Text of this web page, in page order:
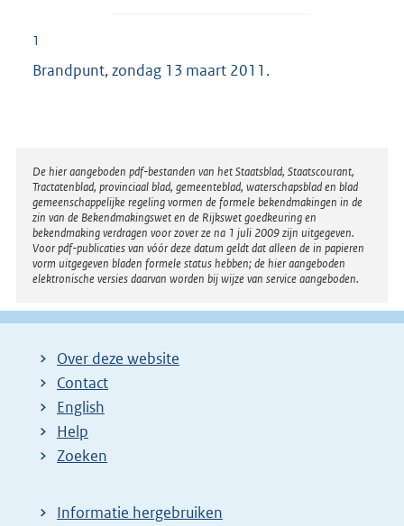
1
Brandpunt, zondag 13 maart 2011.
Disclaimer
De hier aangeboden pdf-bestanden van het Staatsblad, Staatscourant,
Tractatenblad, provinciaal blad, gemeenteblad, waterschapsblad en blad
gemeenschappelijke regeling vormen de formele bekendmakingen in de
zin van de Bekendmakingswet en de Rijkswet goedkeuring en
bekendmaking verdragen voor zover ze na 1 juli 2009 zijn uitgegeven.
Voor pdf-publicaties van vóór deze datum geldt dat alleen de in papieren
vorm uitgegeven bladen formele status hebben; de hier aangeboden
elektronische versies daarvan worden bij wijze van service aangeboden.
Over deze website
Contact
English
Help
Zoeken
Informatie hergebruiken